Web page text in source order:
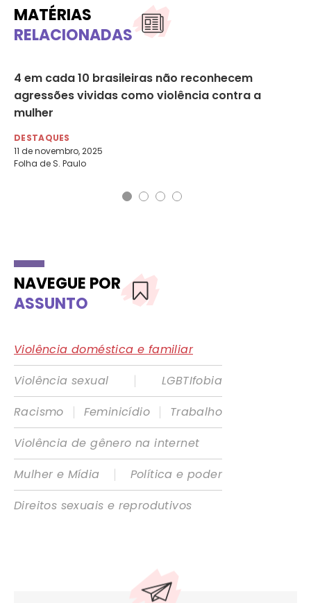
MATÉRIAS
RELACIONADAS
4 em cada 10 brasileiras não reconhecem
agressões vividas como violência contra a
mulher
DESTAQUES
11 de novembro, 2025
Folha de S. Paulo
NAVEGUE POR
ASSUNTO
Violência doméstica e familiar
Violência sexual
|
LGBTIfobia
Racismo
| Feminicídio |
Trabalho
Violência de gênero na internet
Mulher e Mídia
|
Política e poder
Direitos sexuais e reprodutivos